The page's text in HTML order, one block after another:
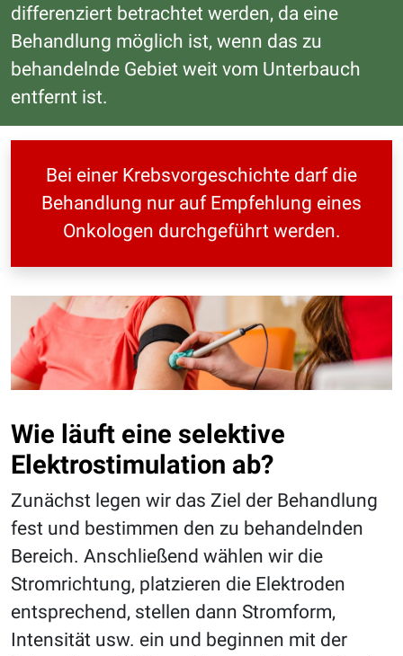
differenziert betrachtet werden, da eine
Behandlung möglich ist, wenn das zu
behandelnde Gebiet weit vom Unterbauch
entfernt ist.
Bei einer Krebsvorgeschichte darf die
Behandlung nur auf Empfehlung eines
Onkologen durchgeführt werden.
Wie läuft eine selektive
Elektrostimulation ab?
Zunächst legen wir das Ziel der Behandlung
fest und bestimmen den zu behandelnden
Bereich. Anschließend wählen wir die
Stromrichtung, platzieren die Elektroden
entsprechend, stellen dann Stromform,
Intensität usw. ein und beginnen mit der